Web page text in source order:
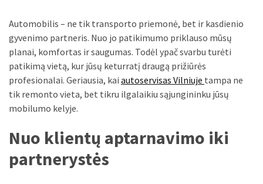
bildesys
liko:
kaip
atpažinti,
kad
gedimo
neieškojo
Krovinių
Automobilis – ne tik transporto priemonė, bet ir kasdienio
gyvenimo partneris. Nuo jo patikimumo priklauso mūsų
planai, komfortas ir saugumas. Todėl ypač svarbu turėti
patikimą vietą, kur jūsų keturratį draugą prižiūrės
profesionalai. Geriausia, kai autoservisas Vilniuje tampa ne
tik remonto vieta, bet tikru ilgalaikiu sąjungininku jūsų
mobilumo kelyje.
Nuo klientų aptarnavimo iki
partnerystės